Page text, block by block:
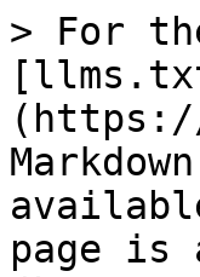
> For
page is